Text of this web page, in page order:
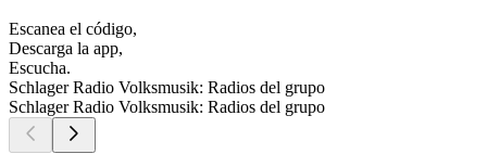
Escanea el código,
Descarga la app,
Escucha.
Schlager Radio Volksmusik: Radios del grupo
Schlager Radio Volksmusik: Radios del grupo